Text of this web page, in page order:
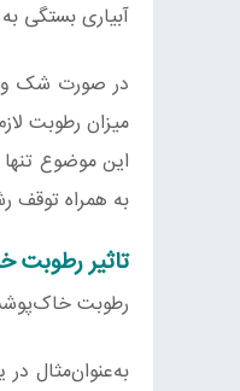
آبیاری بستگی
در صورت شک و
میزان رطوبت
این موضوع
به همراه توقف
تاثیر
رطوبت
به‌عنوان‌مثال